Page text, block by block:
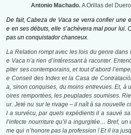
Antonio Machado. A Orillas del
De fait, Cabeza de Vaca se verra confier une
e en ses débuts, elle s’achèvera mal pour lui.
pas un conquistador chanceux.
La Relation rompt avec les lois du genre
e Vaca n’a rien d’intéressant à raconter.
piter ses contemporains, et tout d’abord
e Conseil des Indes et la Casa de
a, sinon conquises, du moins entrevues. Et, à
oires remportées, les peuplades soumises.
ur. Jeté nu sur le rivage – il naît à sa nouvelle
l a survécu, par quels expédients il a sauvé
l’infecte nourriture qu’il a ingurgitée… Bref,
me qui n’honore pas la profession ! Et il ira